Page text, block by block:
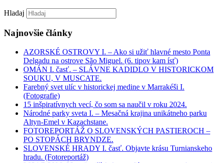
Hladaj
Najnovšie články
AZORSKÉ OSTROVY I. – Ako si užiť hlavné mesto Ponta
Delgadu na ostrove São Miguel. (6. tipov kam ísť)
OMÁN I. časť. – SLÁVNE KADIDLO V HISTORICKOM
SOUKU, V MUSCATE.
Farebný svet ulíc v historickej medine v Marrakéši I.
(Fotografie)
15 inšpiratívnych vecí, čo som sa naučil v roku 2024.
Národné parky sveta I. – Mesačná krajina unikátneho parku
Altyn-Emel v Kazachstane.
FOTOREPORTÁŽ O SLOVENSKÝCH PASTIEROCH –
PO STOPÁCH BRYNDZE.
SLOVENSKÉ HRADY I. časť. Objavte krásu Turnianskeho
hradu. (Fotoreportáž)